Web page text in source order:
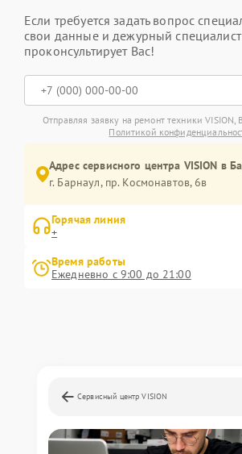
Если требуется задать вопрос
свои данные и дежурный
проконсультирует Вас!
Отправляя заявку на ремонт техники VISION,
Политикой
Адрес сервисного центра VISION в
г. Барнаул, ​пр. Космонавтов, 6в
Горячая линия
+
Время работы
Ежедневно с 9:00 до 21:00
Сервисный центр VISION